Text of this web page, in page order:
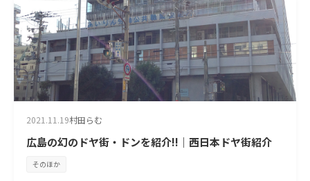
2021.11.19村田らむ
広島の幻のドヤ街・ドンを紹介!!｜西日本ドヤ街紹介
そのほか